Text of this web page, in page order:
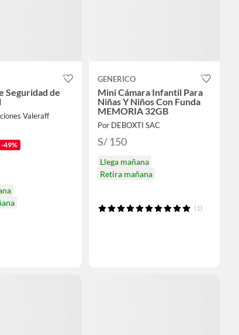
Seguridad de
Valeraff
-49%
GENERICO
Mini Cámara Infantil Para
Niñas Y Niños Con Funda
MEMORIA 32GB
Por DEBOXTI SAC
S/ 150
Llega mañana
Retira mañana
(1)